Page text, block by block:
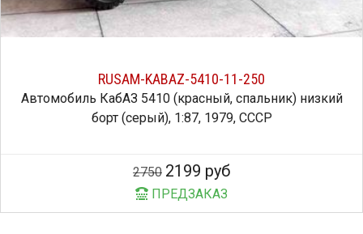
RUSAM-KABAZ-5410-11-250
Автомобиль КабАЗ 5410 (красный, спальник) низкий
борт (серый), 1:87, 1979, СССР
2750 2199 руб
ПРЕДЗАКАЗ